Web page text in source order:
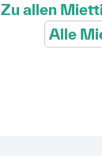
Zu allen
Alle